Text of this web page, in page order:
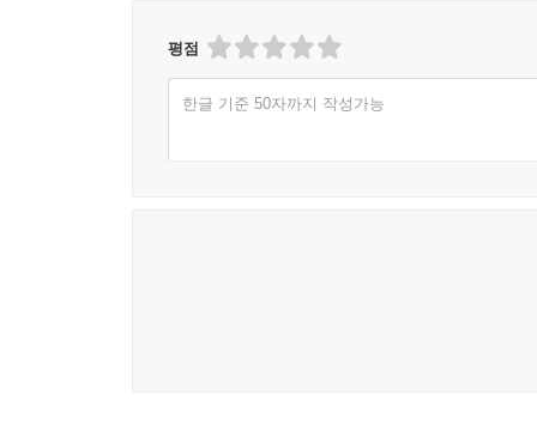
평점
한글 기준 50자까지 작성가능